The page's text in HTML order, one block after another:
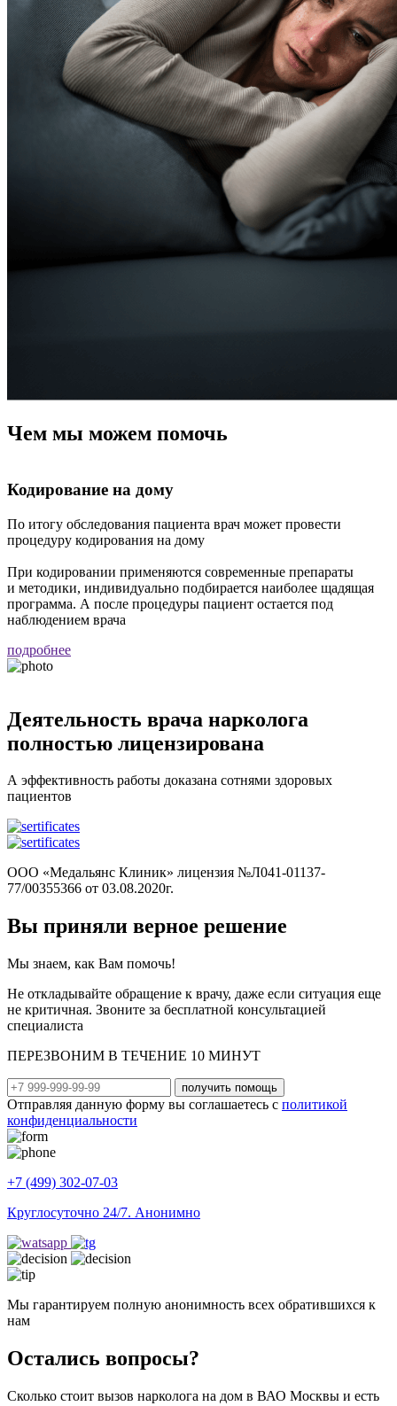
Чем мы можем помочь
Кодирование на дому
По итогу обследования пациента врач может провести
процедуру кодирования на дому
При кодировании применяются современные препараты
и методики, индивидуально подбирается наиболее щадящая
программа. А после процедуры пациент остается под
наблюдением врача
подробнее
Деятельность врача нарколога
полностью лицензирована
А эффективность работы доказана сотнями здоровых
пациентов
ООО «Медальянс Клиник» лицензия №Л041-01137-
77/00355366 от 03.08.2020г.
Вы приняли верное решение
Мы знаем, как Вам помочь!
Не откладывайте обращение к врачу, даже если ситуация еще
не критичная. Звоните за бесплатной консультацией
специалиста
ПЕРЕЗВОНИМ В ТЕЧЕНИЕ 10 МИНУТ
получить помощь
Отправляя данную форму вы соглашаетесь с политикой
конфиденциальности
+7 (499) 302-07-03
Круглосуточно 24/7. Анонимно
Мы гарантируем полную анонимность всех обратившихся к
нам
Остались вопросы?
Сколько стоит вызов нарколога на дом в ВАО Москвы и есть